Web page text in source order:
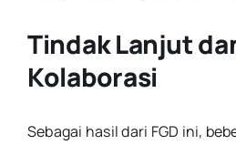
Tindak Lanjut
Kolaborasi
Sebagai hasil dari FGD ini,